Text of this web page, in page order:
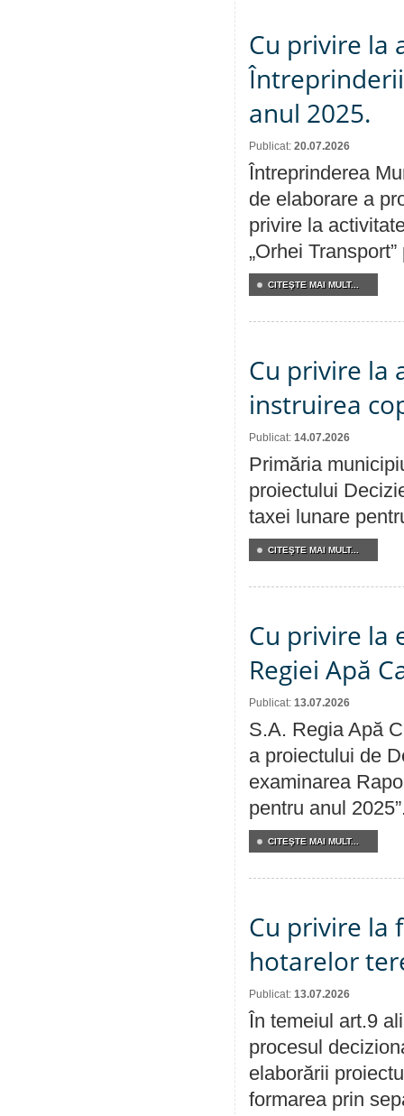
Cu privire la
anul 2025.
Publicat: 20.07.2026
Întreprinderea
de elaborare a
privire la
„Orhei
CITEŞTE MAI MULT...
Cu privire la
instruirea
Publicat: 14.07.2026
Primăria
proiectului
taxei lunare
CITEŞTE MAI MULT...
Cu privire la
Regiei Apă
Publicat: 13.07.2026
S.A. Regia Apă
a proiectului de
examinarea
pentru anul
CITEŞTE MAI MULT...
Cu privire la
hotarelor
Publicat: 13.07.2026
În temeiul art.9
procesul
elaborării
formarea prin